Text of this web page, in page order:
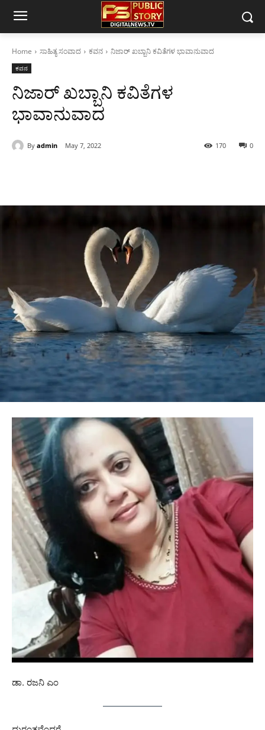
Home ಸಾಹಿತ್ಯ ಸಂವಾದ ಕವನ ನಿಜಾರ್ ಖಬ್ಬಾನಿ ಕವಿತೆಗಳ ಭಾವಾನುವಾದ
ಕವನ
ನಿಜಾರ್ ಖಬ್ಬಾನಿ ಕವಿತೆಗಳ
ಭಾವಾನುವಾದ
By admin May 7, 2022 0
170
ಡಾ. ರಜನಿ ಎಂ